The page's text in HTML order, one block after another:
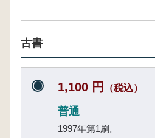
古書
1,100 円 （税込）
普通
1997年第1刷。